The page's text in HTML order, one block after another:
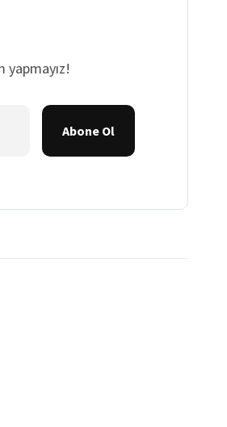
yapmayız!
Abone Ol